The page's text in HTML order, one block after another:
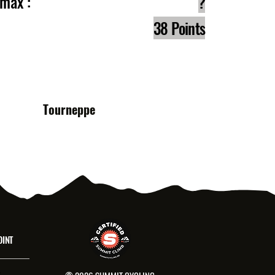
:
38 Points
Tourneppe